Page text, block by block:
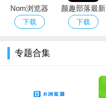
Nom浏览器
app官方下载
下载
颜趣部落最新
版下载官方版
下载
专题合集